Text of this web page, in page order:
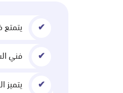
يتمتع
فني
يتميز